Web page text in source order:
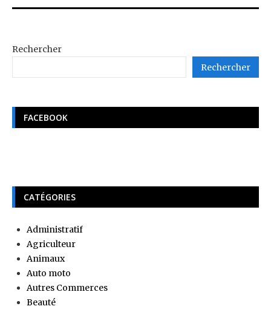
Rechercher
Rechercher
FACEBOOK
CATÉGORIES
Administratif
Agriculteur
Animaux
Auto moto
Autres Commerces
Beauté